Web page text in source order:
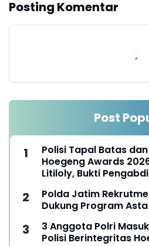
Posting Komentar
Post
Polisi Tapal Batas
Hoegeng Awards
Litiloly, Bukti
Polda Jatim
Dukung Program
3 Anggota Polri
Polisi Berintegritas